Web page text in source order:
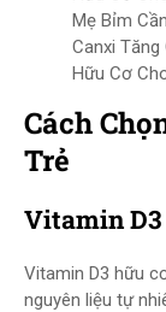
Mẹ Bỉm
Canxi
Hữu Cơ
Cách
Trẻ
Vitamin D3
Vitamin D3 hữu
nguyên liệu tự